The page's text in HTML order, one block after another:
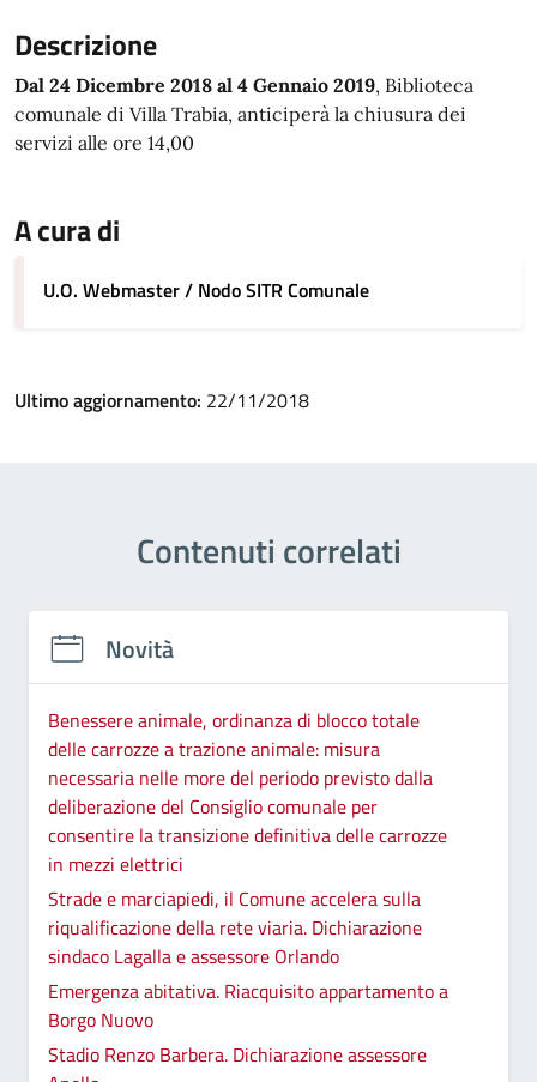
Descrizione
Dal 24 Dicembre 2018 al 4 Gennaio 2019, Biblioteca
comunale di Villa Trabia, anticiperà la chiusura dei
servizi alle ore 14,00
A cura di
U.O. Webmaster / Nodo SITR Comunale
Ultimo aggiornamento: 22/11/2018
Contenuti correlati
Novità
Benessere animale, ordinanza di blocco totale
delle carrozze a trazione animale: misura
necessaria nelle more del periodo previsto dalla
deliberazione del Consiglio comunale per
consentire la transizione definitiva delle carrozze
in mezzi elettrici
Strade e marciapiedi, il Comune accelera sulla
riqualificazione della rete viaria. Dichiarazione
sindaco Lagalla e assessore Orlando
Emergenza abitativa. Riacquisito appartamento a
Borgo Nuovo
Stadio Renzo Barbera. Dichiarazione assessore